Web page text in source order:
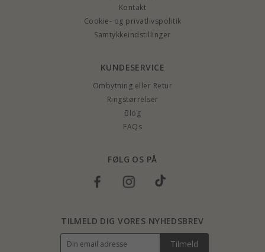
Kontakt
Cookie- og privatlivspolitik
Samtykkeindstillinger
KUNDESERVICE
Ombytning eller Retur
Ringstørrelser
Blog
FAQs
FØLG OS PÅ
TILMELD DIG VORES NYHEDSBREV
Tilmeld